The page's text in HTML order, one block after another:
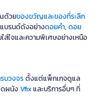
ด้วยของขวัญและของที่ระลึก
บรนด์ดังอย่างดอยคำ, ดอย
ใจและความพิเศษอย่างเหนือ
บวงจรตั้งแต่แพ็กเกจดูแล
ผนังVfixและบริการอื่นๆ ที่